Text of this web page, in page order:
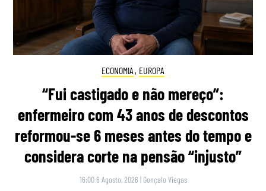
ECONOMIA , EUROPA
“Fui castigado e não mereço”:
enfermeiro com 43 anos de descontos
reformou-se 6 meses antes do tempo e
considera corte na pensão “injusto”
16:00 6 Agosto, 2026 | Gonçalo Viegas